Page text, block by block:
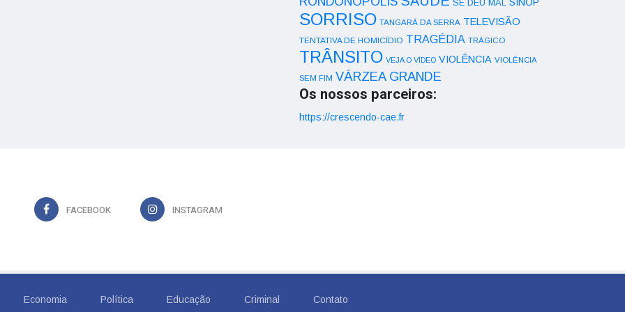
SE DEU MAL
SORRISO TANGARÁ DA SERRA TELEVISÃO
TENTATIVA DE HOMICÍDIO TRAGÉDIA TRÁGICO
TRÂNSITO VEJA O VÍDEO VIOLÊNCIA VIOLÊNCIA
SEM FIM VÁRZEA GRANDE
Os nossos parceiros:
https://crescendo-cae.fr
FACEBOOK INSTAGRAM
Economia Política Educação Criminal Contato